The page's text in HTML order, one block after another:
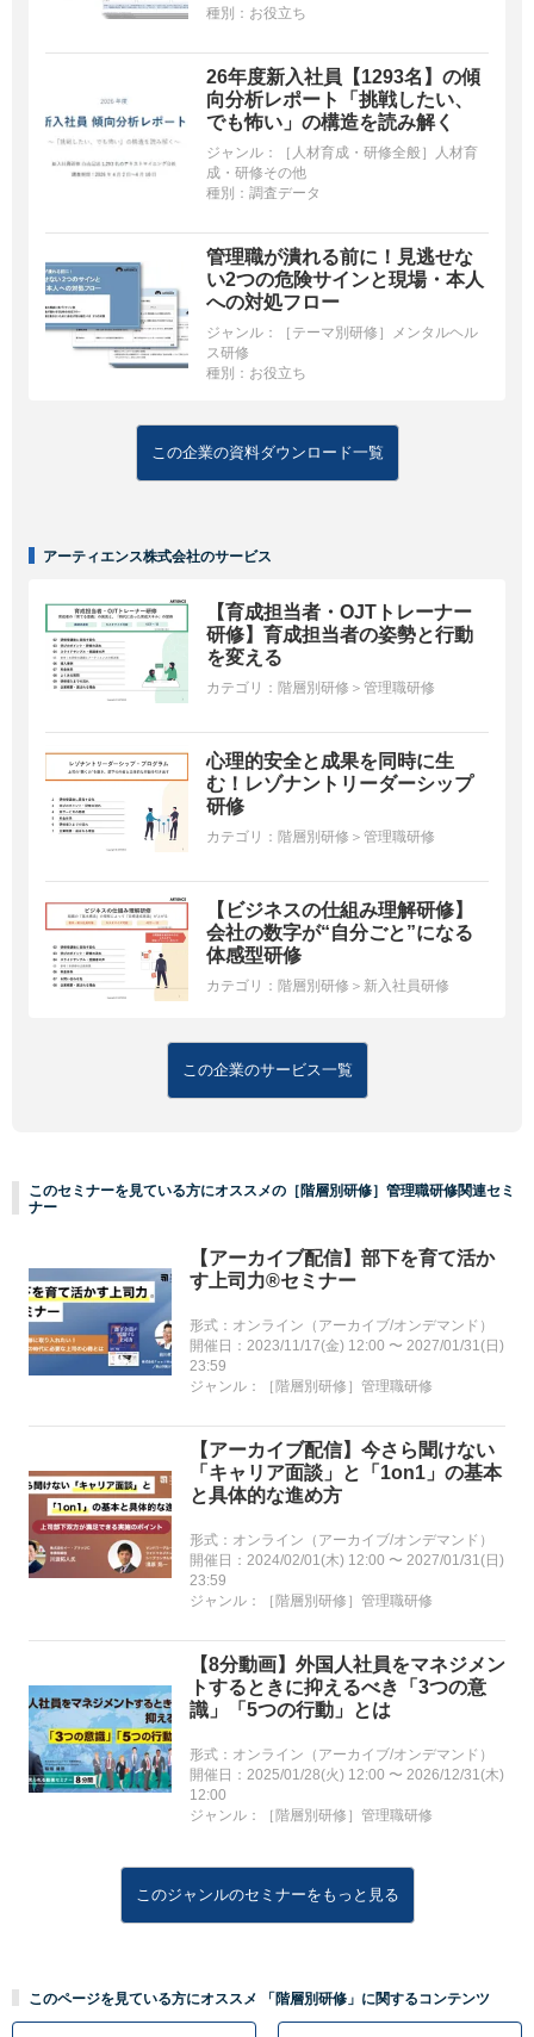
種別： お役立ち
26年度新入社員【1293名】の傾
向分析レポート「挑戦したい、
でも怖い」の構造を読み解く
ジャンル：
［人材育成・研修全般］人材育
成・研修その他
種別： 調査データ
管理職が潰れる前に！見逃せな
い2つの危険サインと現場・本人
への対処フロー
ジャンル：
［テーマ別研修］メンタルヘル
ス研修
種別： お役立ち
この企業の資料ダウンロード一覧
アーティエンス株式会社のサービス
【育成担当者・OJTトレーナー
研修】育成担当者の姿勢と行動
を変える
カテゴリ： 階層別研修＞管理職研修
心理的安全と成果を同時に生
む！レゾナントリーダーシップ
研修
カテゴリ： 階層別研修＞管理職研修
【ビジネスの仕組み理解研修】
会社の数字が“自分ごと”になる
体感型研修
カテゴリ： 階層別研修＞新入社員研修
この企業のサービス一覧
このセミナーを見ている方にオススメの［階層別研修］管理職研修関連セミ
ナー
【アーカイブ配信】部下を育て活か
す上司力®セミナー
形式：オンライン（アーカイブ/オンデマンド）
開催日：2023/11/17(金) 12:00 〜 2027/01/31(日)
23:59
ジャンル：［階層別研修］管理職研修
【アーカイブ配信】今さら聞けない
「キャリア面談」と「1on1」の基本
と具体的な進め方
形式：オンライン（アーカイブ/オンデマンド）
開催日：2024/02/01(木) 12:00 〜 2027/01/31(日)
23:59
ジャンル：［階層別研修］管理職研修
【8分動画】外国人社員をマネジメン
トするときに抑えるべき「3つの意
識」「5つの行動」とは
形式：オンライン（アーカイブ/オンデマンド）
開催日：2025/01/28(火) 12:00 〜 2026/12/31(木)
12:00
ジャンル：［階層別研修］管理職研修
このジャンルのセミナーをもっと見る
このページを見ている方にオススメ 「階層別研修」に関するコンテンツ